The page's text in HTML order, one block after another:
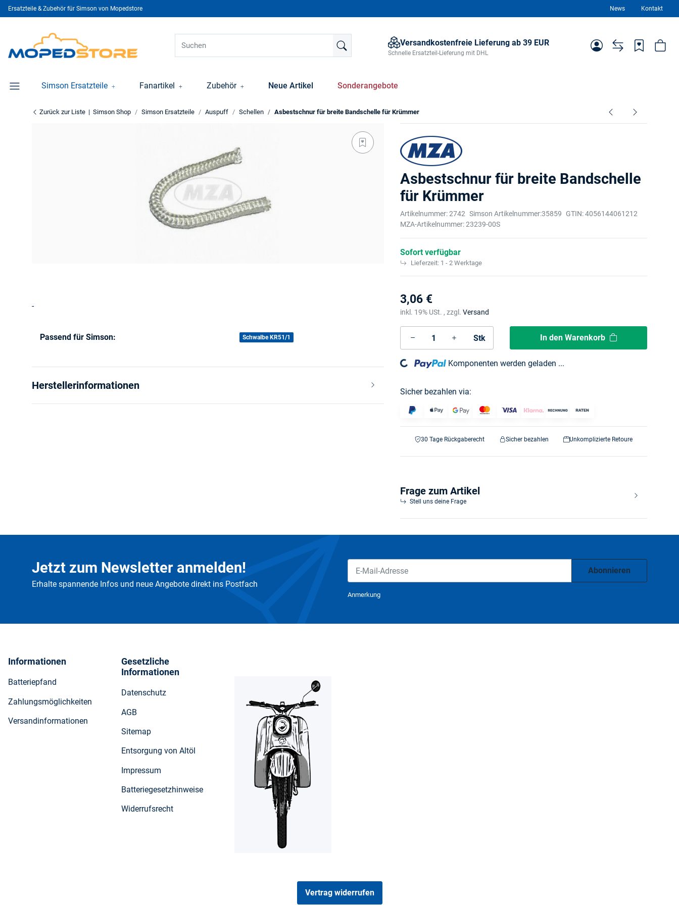
Ersatzteile & Zubehör für Simson von Mopedstore News Kontakt
Versandkostenfreie Lieferung ab 39 EUR
Schnelle Ersatzteil-Lieferung mit DHL
Simson Ersatzteile Fanartikel Zubehör Neue Artikel Sonderangebote
Zurück zur Liste Simson Shop Simson Ersatzteile Auspuff Schellen Asbestschnur für breite Bandschelle für Krümmer
Asbestschnur für breite Bandschelle
für Krümmer
Artikelnummer:2742 Simson Artikelnummer:35859 GTIN:4056144061212
MZA-Artikelnummer:23239-00S
Sofort verfügbar
Lieferzeit: 1 - 2 Werktage
3,06 €
inkl. 19% USt. , zzgl.Versand
Stk In den Warenkorb
Loading... Komponenten werden geladen ...
Sicher bezahlen via:
30 Tage Rückgaberecht Sicher bezahlen Unkomplizierte Retoure
Frage zum Artikel
Stell uns deine Frage
-
Produkteigenschaft
Wert
Passend für Simson: Schwalbe KR51/1
Herstellerinformationen
Jetzt zum Newsletter anmelden!
Erhalte spannende Infos und neue Angebote direkt ins Postfach
Abonnieren
Anmerkung
Informationen
Batteriepfand
Zahlungsmöglichkeiten
Versandinformationen
Gesetzliche
Informationen
Datenschutz
AGB
Sitemap
Entsorgung von Altöl
Impressum
Batteriegesetzhinweise
Widerrufsrecht
Vertrag widerrufen